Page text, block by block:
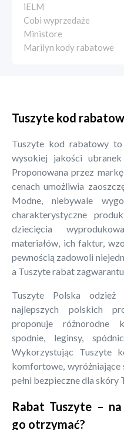
iELM
Cobi wyprzedaże
Ministore
Marilyn kody rabatowe
Tuszyte kod
Tuszyte kod rabatowy to
wysokiej jakości
Proponowana przez
cenach umożliwia
Modne, niebywale
charakterystyczne
dziecięcia
materiałów, ich faktur,
pewnością zadowoli
a Tuszyte rabat
Tuszyte Polska odzież
najlepszych polskich
proponuje różnorodne
spodnie, leginsy,
Wykorzystując Tuszyte
komfortowe, wyróżniające
pełni bezpieczne dla skóry
Rabat Tuszyte –
go otrzymać?